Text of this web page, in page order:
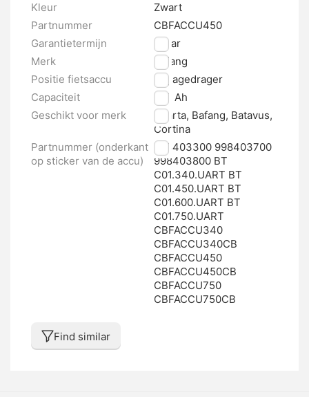
Kleur
Zwart
Partnummer
CBFACCU450
Garantietermijn
2 jaar
Merk
Bafang
Positie fietsaccu
Bagagedrager
Capaciteit
11.5 Ah
Geschikt voor merk
Sparta, Bafang, Batavus,
Cortina
Partnummer (onderkant
op sticker van de accu)
998403300 998403700
998403800 BT
C01.340.UART BT
C01.450.UART BT
C01.600.UART BT
C01.750.UART
CBFACCU340
CBFACCU340CB
CBFACCU450
CBFACCU450CB
CBFACCU750
CBFACCU750CB
Find similar